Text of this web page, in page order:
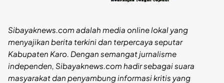
Sibayaknews.com adalah media online lokal yang
menyajikan berita terkini dan terpercaya seputar
Kabupaten Karo. Dengan semangat jurnalisme
independen, Sibayaknews.com hadir sebagai suara
masyarakat dan penyambung informasi kritis yang